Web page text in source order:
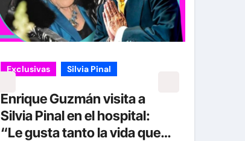
Exclusivas Silvia Pinal
Enrique Guzmán visita a
Silvia Pinal en el hospital:
“Le gusta tanto la vida que